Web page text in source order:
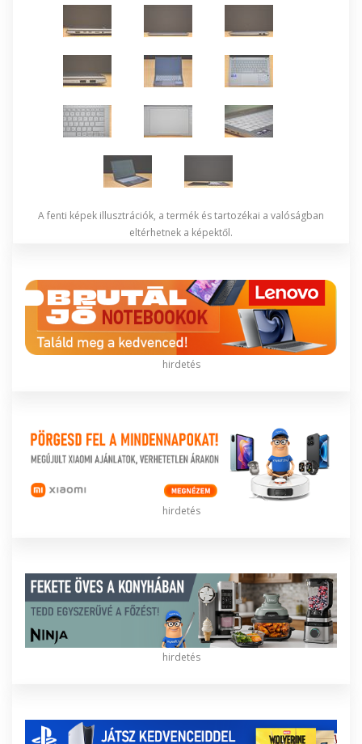
A fenti képek illusztrációk, a termék és tartozékai a valóságban
eltérhetnek a képektől.
hirdetés
hirdetés
hirdetés